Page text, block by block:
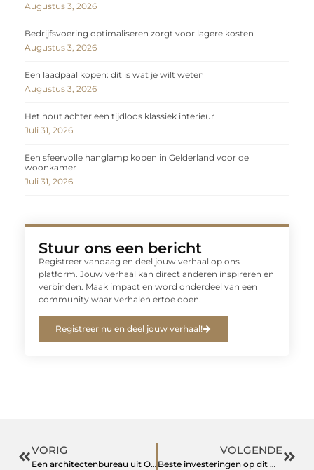
Augustus 3, 2026
Bedrijfsvoering optimaliseren zorgt voor lagere kosten
Augustus 3, 2026
Een laadpaal kopen: dit is wat je wilt weten
Augustus 3, 2026
Het hout achter een tijdloos klassiek interieur
Juli 31, 2026
Een sfeervolle hanglamp kopen in Gelderland voor de
woonkamer
Juli 31, 2026
Stuur ons een bericht
Registreer vandaag en deel jouw verhaal op ons
platform. Jouw verhaal kan direct anderen inspireren en
verbinden. Maak impact en word onderdeel van een
community waar verhalen ertoe doen.
Registreer nu en deel jouw verhaal!
VORIG
Een architectenbureau uit Oud-Beijerland
VOLGENDE
Beste investeringen op dit moment